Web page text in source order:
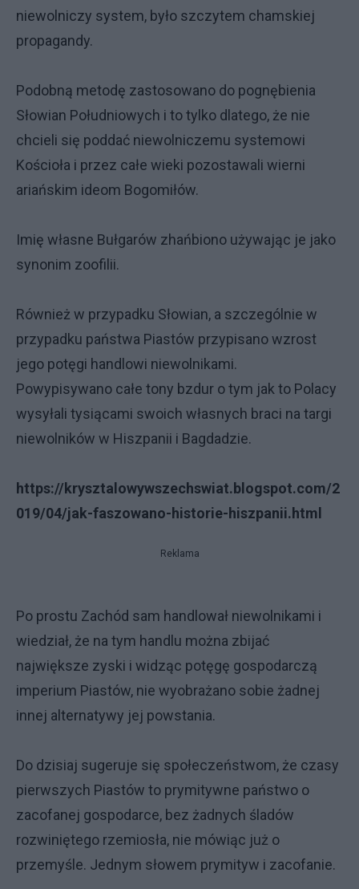
niewolniczy system, było szczytem chamskiej
propagandy.
Podobną metodę zastosowano do pognębienia
Słowian Południowych i to tylko dlatego, że nie
chcieli się poddać niewolniczemu systemowi
Kościoła i przez całe wieki pozostawali wierni
ariańskim ideom Bogomiłów.
Imię własne Bułgarów zhańbiono używając je jako
synonim zoofilii.
Również w przypadku Słowian, a szczególnie w
przypadku państwa Piastów przypisano wzrost
jego potęgi handlowi niewolnikami.
Powypisywano całe tony bzdur o tym jak to Polacy
wysyłali tysiącami swoich własnych braci na targi
niewolników w Hiszpanii i Bagdadzie.
https://krysztalowywszechswiat.blogspot.com/2
019/04/jak-faszowano-historie-hiszpanii.html
Reklama
Po prostu Zachód sam handlował niewolnikami i
wiedział, że na tym handlu można zbijać
największe zyski i widząc potęgę gospodarczą
imperium Piastów, nie wyobrażano sobie żadnej
innej alternatywy jej powstania.
Do dzisiaj sugeruje się społeczeństwom, że czasy
pierwszych Piastów to prymitywne państwo o
zacofanej gospodarce, bez żadnych śladów
rozwiniętego rzemiosła, nie mówiąc już o
przemyśle. Jednym słowem prymityw i zacofanie.